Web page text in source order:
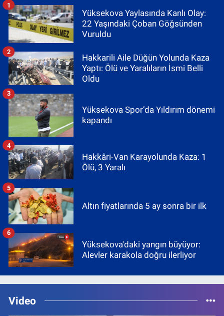
Yüksekova Yaylasında Kanlı Olay:
22 Yaşındaki Çoban Göğsünden
Vuruldu
1
Hakkarili Aile Düğün Yolunda Kaza
Yaptı: Ölü ve Yaralıların İsmi Belli
Oldu
2
Yüksekova Spor’da Yıldırım dönemi
kapandı
3
Hakkâri-Van Karayolunda Kaza: 1
Ölü, 3 Yaralı
4
Altın fiyatlarında 5 ay sonra bir ilk
5
Yüksekova'daki yangın büyüyor:
Alevler karakola doğru ilerliyor
6
Video